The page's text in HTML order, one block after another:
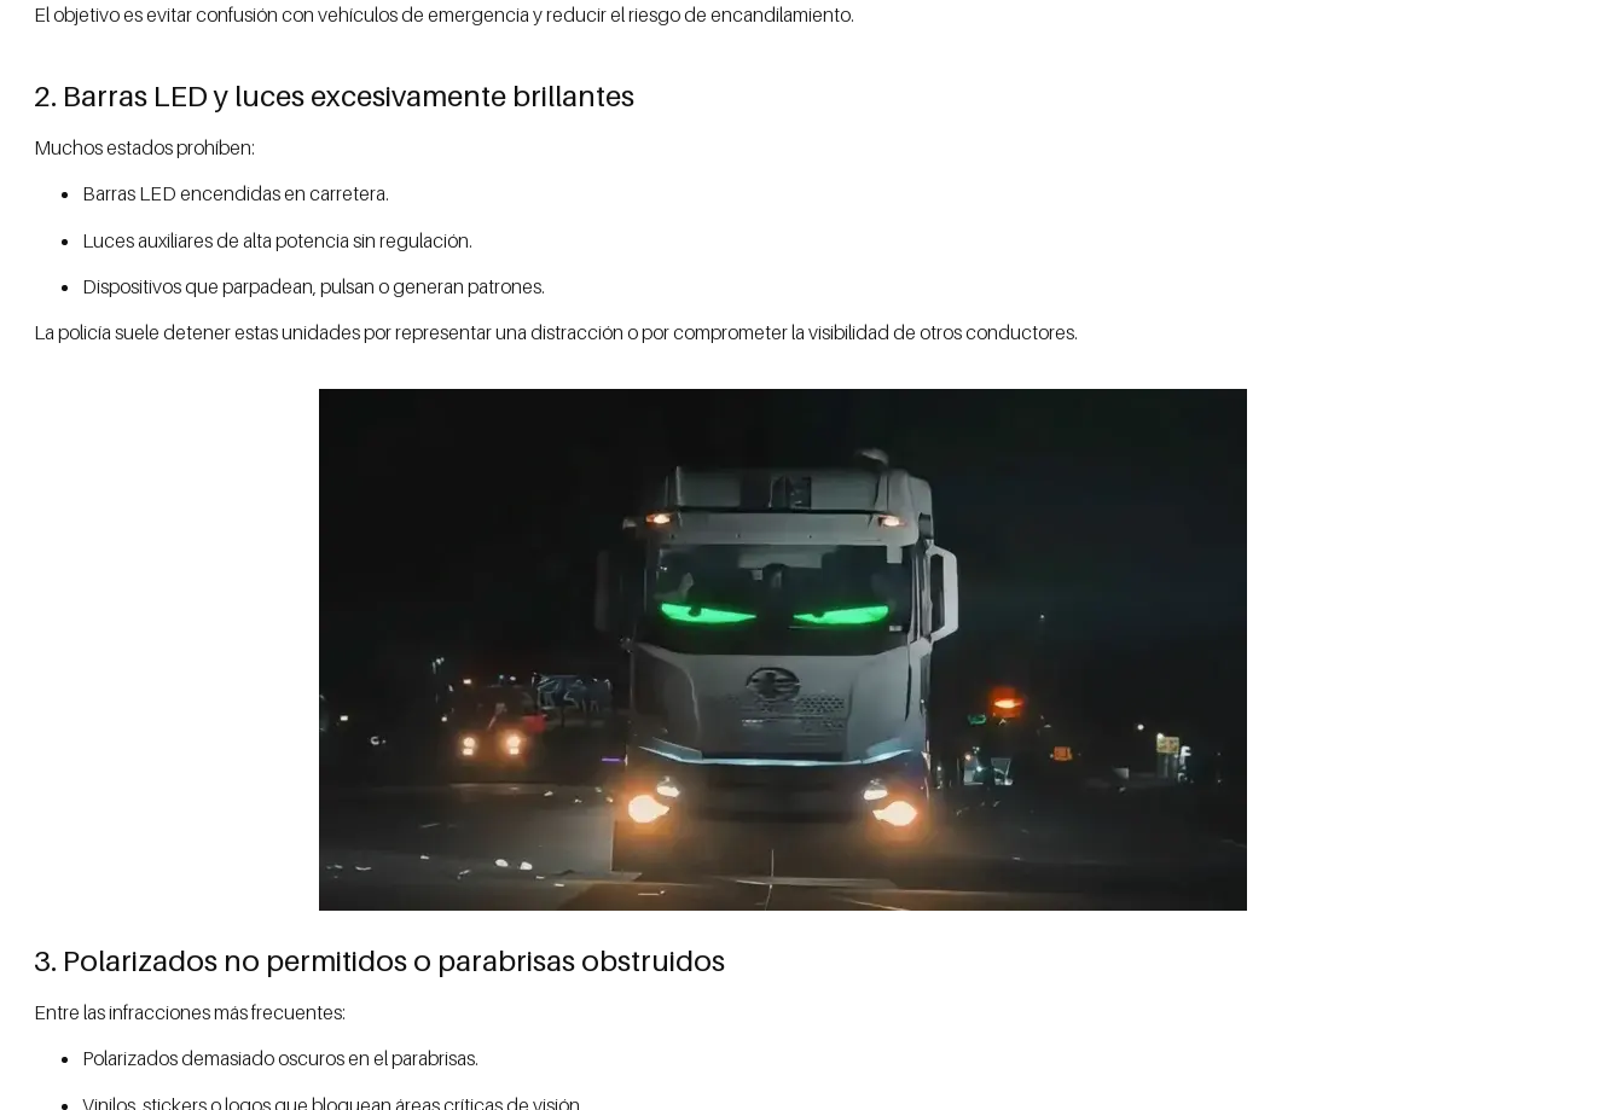
El objetivo es evitar confusión con vehículos de emergencia y reducir el riesgo de encandilamiento.
2. Barras LED y luces excesivamente brillantes
Muchos estados prohíben:
Barras LED encendidas en carretera.
Luces auxiliares de alta potencia sin regulación.
Dispositivos que parpadean, pulsan o generan patrones.
La policía suele detener estas unidades por representar una distracción o por comprometer la visibilidad de otros conductores.
3. Polarizados no permitidos o parabrisas obstruidos
Entre las infracciones más frecuentes:
Polarizados demasiado oscuros en el parabrisas.
Vinilos, stickers o logos que bloquean áreas críticas de visión.